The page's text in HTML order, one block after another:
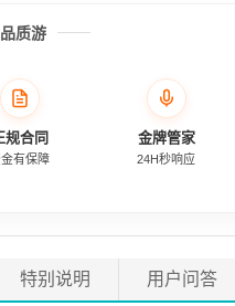
质游
规合同
有保障
金牌管家
24H秒响应
特别说明 用户问答